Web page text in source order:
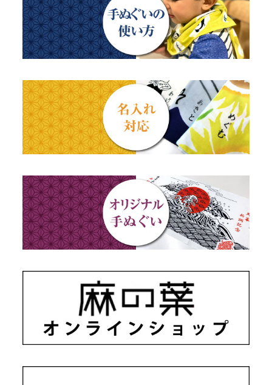
干支・富士・招福・縁起物
動物・その他
江戸小紋・総柄・無地
藍染め・絞り染め
ギフトセット
チーフ・風呂敷
ステーショナリー
のれん
父の日ギフト
出産祝い
秋のギフト